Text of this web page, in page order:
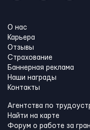
О нас
Карьера
Отзывы
Страхование
Баннерная реклама
Наши награды
Контакты
Агентства по
Найти на карте
Форум о работе за